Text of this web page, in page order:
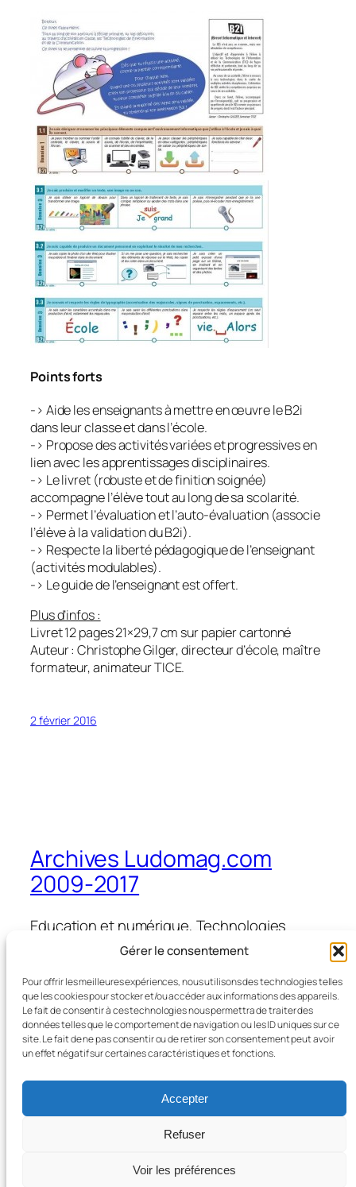
Gérer le consentement
Pour offrir les meilleures expériences, nous utilisons des technologies telles
que les cookies pour stocker et/ou accéder aux informations des appareils.
Le fait de consentir à ces technologies nous permettra de traiter des
données telles que le comportement de navigation ou les ID uniques sur ce
site. Le fait de ne pas consentir ou de retirer son consentement peut avoir
un effet négatif sur certaines caractéristiques et fonctions.
Accepter
Refuser
Voir les préférences
Points forts
-> Aide les enseignants à mettre en œuvre le B2i
dans leur classe et dans l’école.
-> Propose des activités variées et progressives en
lien avec les apprentissages disciplinaires.
-> Le livret (robuste et de finition soignée)
accompagne l’élève tout au long de sa scolarité.
-> Permet l’évaluation et l’auto-évaluation (associe
l’élève à la validation du B2i).
-> Respecte la liberté pédagogique de l’enseignant
(activités modulables).
-> Le guide de l’enseignant est offert.
Plus d’infos :
Livret 12 pages 21×29,7 cm sur papier cartonné
Auteur : Christophe Gilger, directeur d’école, maître
formateur, animateur TICE.
2 février 2016
Archives Ludomag.com
2009-2017
Education et numérique, Technologies
d'Apprentissage, e-learning, serious games,
et formation
Blog
À propos
FAQ
Évènements
Boutique
Compositions
Thèmes
Conçu avec